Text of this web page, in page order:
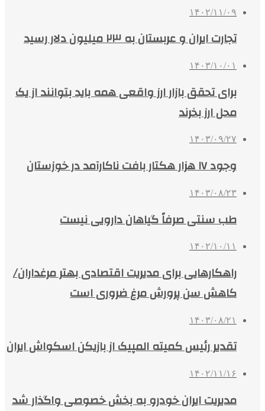
۱۴۰۲/۱۱/۰۹
تجارت ایران و عربستان به ۲۳ میلیون دلار رسید
۱۴۰۳/۱۰/۰۱
برای تحقق بازار ارز واقعی همه باید بتوانند از یک
محل ارز بخرند
۱۴۰۳/۰۹/۲۷
وجود ۱۷ هزار هکتار بافت ناکارآمد در خوزستان
۱۴۰۳/۰۸/۲۳
طب سنتی صرفاً گیاهان دارویی نیست
۱۴۰۲/۱۰/۱۱
راهکارهایی برای مدیریت اقتصادی بهتر مرغداران/
کاهش سن پرورش مرغ ضروری است
۱۴۰۳/۰۸/۲۱
تقدیر رئیس کمیته المپیک از بازیکن اسکواش ایران
۱۴۰۲/۱۱/۱۶
مدیریت ایران خودرو به بخش خصوصی واگذار شد